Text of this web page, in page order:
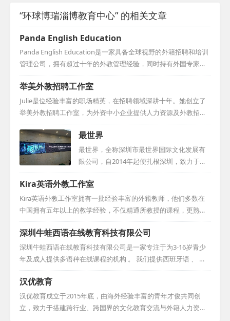
“环球博瑞淄博教育中心” 的相关文章
Panda English Education
Panda English Education是一家具备全球视野的外籍招聘和培训
管理公司，拥有超过十年的外教管理经验，同时持有外国专家证
及办学许可证。自成立以来，我们一直致力于为多家知名民办幼
儿园和小学（诸如浦东的爱绿幼儿园、海富金太阳幼儿园、世纪
星幼儿园、万科实验小学、七宝外国语小学、洋泾外国语小学、
菊园小学和海桐小学等）稳定地输送外教老师，为这些学校提供
了质量上乘且数量充足的师资支持，因此在业界赢得了广泛的好
评与卓越的口碑。...
举美外教招聘工作室
Julie是位经验丰富的职场精英，在招聘领域深耕十年。她创立了
举美外教招聘工作室，为外资中小企业提供人力资源及外教招聘
的专业咨询。此前，她加入美国各州在华中心，为欲入华的美国
企业招聘人才。她还曾服务于荷兰的International Top Talent，
担任项目经理，为荷兰机构和企业招募中国人才。Julie还曾在Sta
nton Chase担任总监，并在美国凤凰城的私募基金工作。她还曾
在可口可乐中国总部负责策略采购，早期在德国工业公司工作，
并在上海财经大学教授英语。Julie毕业于美国雷鸟全球管理学
院，并持有华东师...
最世界
最世界，全称深圳市最世界国际文化发展有
限公司，自2014年起便扎根深圳，致力于提
供专业的人力资源服务。公司由一群曾在美
国工作，并专注于外国专家来华就业的精英
团队创立。最世界的业务聚焦于全球中高端
国际人才的寻访、外国专家的就业安排、人
才评估和引进等方面，涵盖科学、教育、文
化、卫生、商业等多个领域。我们的服务网
络遍布全球30多个国家和地区，尤其在北美
和欧洲设有多个合作招聘基地，同时在国内
衍生出丰富的精英人脉资源，形成了一座庞
大的人才数据库。我们...
Kira英语外教工作室
Kira英语外教工作室拥有一批经验丰富的外籍教师，他们多数在
中国拥有五年以上的教学经验，不仅精通所教授的课程，更熟悉
中国学生的学习习惯和文化背景，从而能够因材施教，确保教学
质量上乘。此外，我们的外教团队对于签证申请流程了如指掌，
他们大都已提前准备好如无犯罪记录证明等必要文件，一旦需
要，能够迅速完成相关手续，确保在一个月内顺利到岗，为学生
们提供稳定而高效的教学服务。...
深圳牛蛙西语在线教育科技有限公司
深圳牛蛙西语在线教育科技有限公司是一家专注于为3-16岁青少
年及成人提供多语种在线课程的机构 。 我们提供西班牙语 、 英
语 、 法语 、 德语等纯外教1对1教学 ， 通过互联网连接中国学生
与国外母语教师 。 我们整合全球优质教育资源 ， 采用全外文环
境浸入式教学 ， 让学生感知多元化文化 ， 确保学习效果 。 资深
教研团队 、 优质教材和课程体系 ， 辅以多种外教辅修课程 ， 拓
汉优教育
汉优教育成立于2015年底，由海外经验丰富的青年才俊共同创
立，致力于搭建跨行业、跨国界的文化教育交流与外籍人力资源